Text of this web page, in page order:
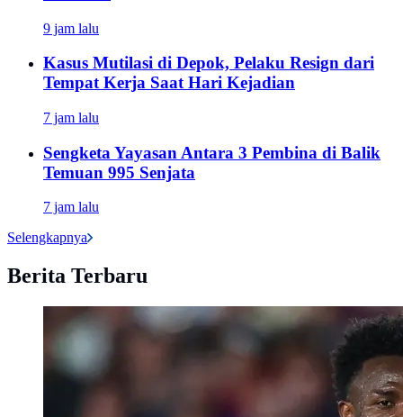
9 jam lalu
Kasus Mutilasi di Depok, Pelaku Resign dari
Tempat Kerja Saat Hari Kejadian
7 jam lalu
Sengketa Yayasan Antara 3 Pembina di Balik
Temuan 995 Senjata
7 jam lalu
Selengkapnya
Berita Terbaru